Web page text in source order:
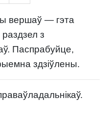
вершаў — гэта
раздзел з
Паспрабуйце,
здзіўлены.